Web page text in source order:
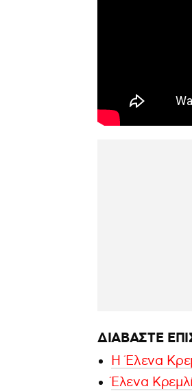
ΔΙΑΒΑΣΤΕ
Η Έλενα
Έλενα